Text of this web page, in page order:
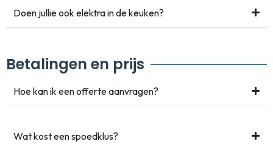
Doen jullie ook elektra in de keuken?
Betalingen en prijs
Hoe kan ik een offerte aanvragen?
Wat kost een spoedklus?